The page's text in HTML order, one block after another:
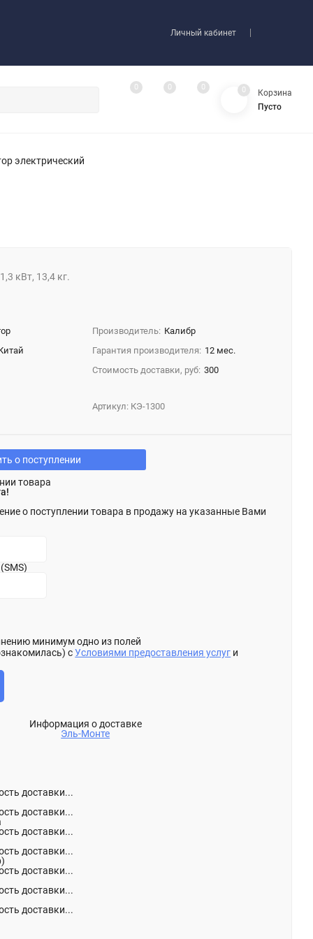
Личный кабинет
0 0 0 0
Корзина
Пусто
электрический
кВт, 13,4 кг.
Производитель: Калибр
Гарантия производителя: 12 мес.
Стоимость доставки, руб: 300
Артикул: КЭ-1300
о поступлении
товара
о поступлении товара в продажу на указанные Вами
минимум одно из полей
сУсловиями предоставления услуг и
Информация о доставке
Эль-Монте
доставки...
доставки...
доставки...
доставки...
доставки...
доставки...
доставки...